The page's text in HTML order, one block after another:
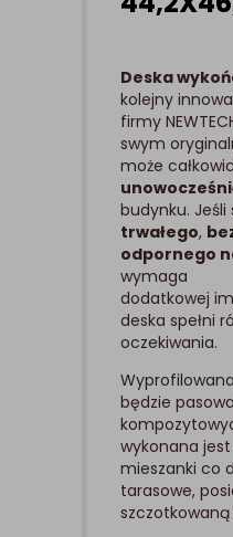
Deska
kolejny
firmy
swym
może
budynku.
trwałego,
odpornego
wymaga
dodatkowej
deska spełni
oczekiwania.
będzie
wykonana
mieszanki co
tarasowe,